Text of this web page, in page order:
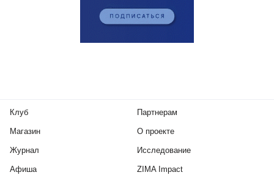
Клуб
Магазин
Журнал
Афиша
Партнерам
О проекте
Исследование
ZIMA Impact